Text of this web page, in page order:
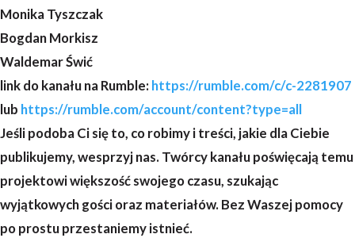
Monika Tyszczak
Bogdan Morkisz
Waldemar Świć
link do kanału na Rumble: https://rumble.com/c/c-2281907
lub https://rumble.com/account/content?type=all
Jeśli podoba Ci się to, co robimy i treści, jakie dla Ciebie
publikujemy, wesprzyj nas. Twórcy kanału poświęcają temu
projektowi większość swojego czasu, szukając
wyjątkowych gości oraz materiałów. Bez Waszej pomocy
po prostu przestaniemy istnieć.